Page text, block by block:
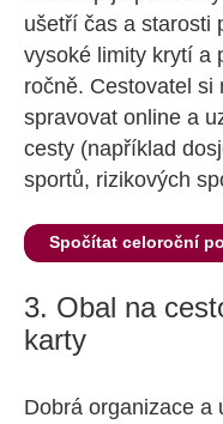
ušetří čas a starosti
vysoké limity krytí a
ročně. Cestovatel si
spravovat online a
cesty (například
sportů, rizikových
Spočítat celoroční
3. Obal na
karty
Dobrá organizace a